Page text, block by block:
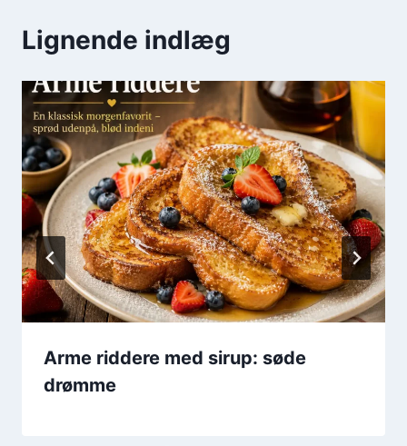
Lignende indlæg
Arme riddere med sirup: søde
drømme